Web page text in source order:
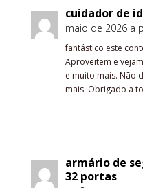
cuidador de
maio de 2026 a
fantástico este
Aproveitem e
e muito mais. Não
mais. Obrigado a
armário de
32 portas